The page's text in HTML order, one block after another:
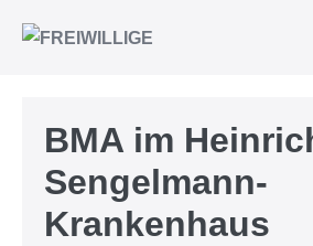
BMA im
Sengelmann-
Krankenhaus